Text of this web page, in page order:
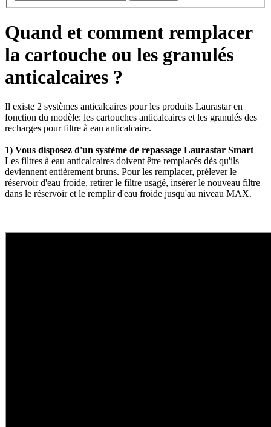
Quand et comment remplacer
la cartouche ou les granulés
anticalcaires ?
Il existe 2 systèmes anticalcaires pour les produits Laurastar en
fonction du modèle: les cartouches anticalcaires et les granulés des
recharges pour filtre à eau anticalcaire.
1) Vous disposez d'un système de repassage Laurastar Smart
Les filtres à eau anticalcaires doivent être remplacés dès qu'ils
deviennent entièrement bruns. Pour les remplacer, prélever le
réservoir d'eau froide, retirer le filtre usagé, insérer le nouveau filtre
dans le réservoir et le remplir d'eau froide jusqu'au niveau MAX.